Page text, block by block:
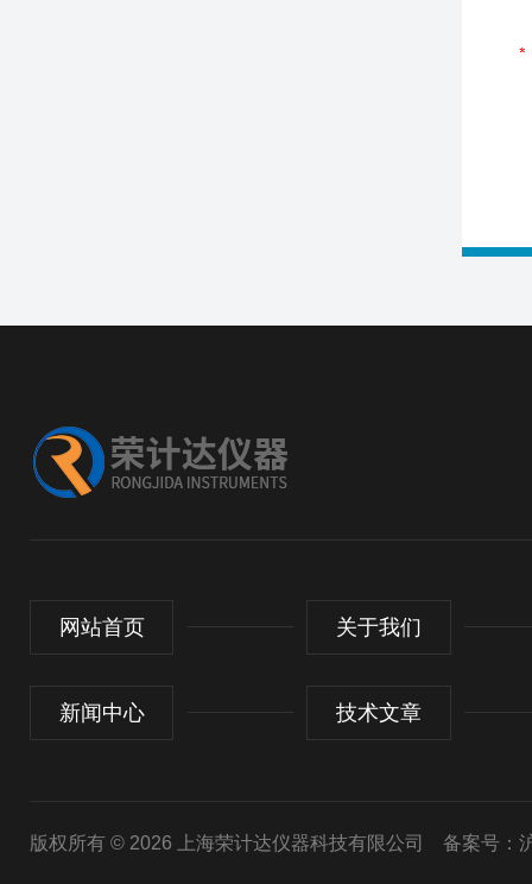
网站首页 关于我们
新闻中心 技术文章
版权所有 © 2026 上海荣计达仪器科技有限公司 备案号：